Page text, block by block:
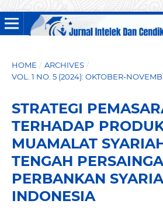
HOME / ARCHIVES /
VOL. 1 NO. 5 (2024): OKTOBER-
STRATEGI
TERHADAP
MUAMALAT
TENGAH
PERBANKAN
INDONESIA